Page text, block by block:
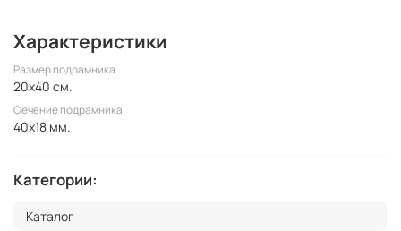
Характеристики
Размер подрамника
20x40 см.
Сечение подрамника
40x18 мм.
Категории:
Каталог